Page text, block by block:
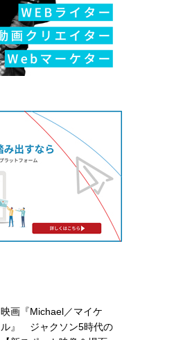
映画『Michael／マイケ
ル』 ジャクソン5時代の